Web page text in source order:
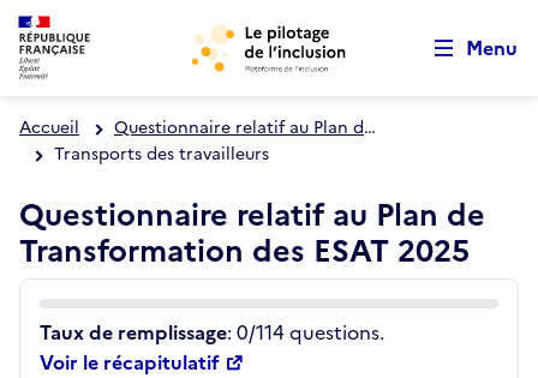
Aller au menu principal
Aller au contenu principal
Menu
Accueil
Questionnaire relatif au Plan de Transformation des ESAT 2025
Transports des travailleurs
Questionnaire relatif au Plan de
Transformation des ESAT 2025
Taux de remplissage: 0/114 questions.
Voir le récapitulatif
Retour au début de la page
Panneau de gestion des cookies